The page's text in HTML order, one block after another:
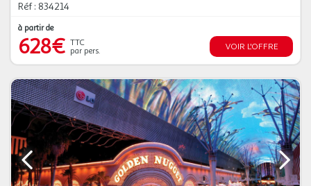
Réf : 834214
à partir de
628€ TTC
par pers.
VOIR L'OFFRE